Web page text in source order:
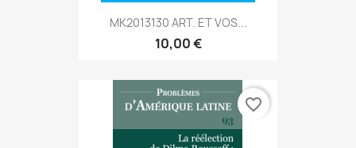
MK2013130 ART. ET VOS...
10,00 €
favorite_border